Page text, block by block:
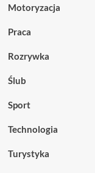
Motoryzacja
Praca
Rozrywka
Ślub
Sport
Technologia
Turystyka